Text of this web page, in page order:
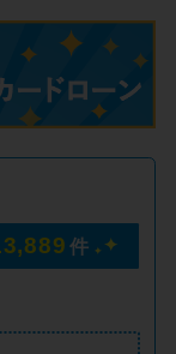
選ぶべき4つ
て利息0円で
ポイント
件